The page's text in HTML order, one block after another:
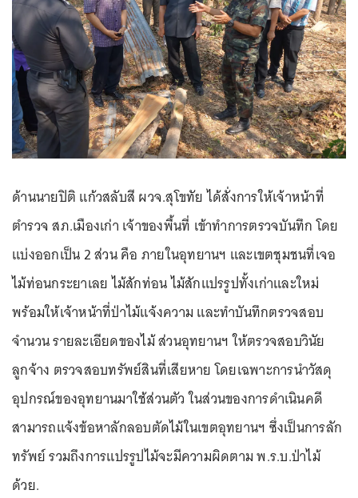
ด้านนายปิติ แก้วสลับสี ผวจ.สุโขทัย ได้สั่งการให้เจ้าหน้าที่
ตำรวจ สภ.เมืองเก่า เจ้าของพื้นที่ เข้าทำการตรวจบันทึก โดย
แบ่งออกเป็น 2 ส่วน คือ ภายในอุทยานฯ และเขตชุมชนที่เจอ
ไม้ท่อนกระยาเลย ไม้สักท่อน ไม้สักแปรรูปทั้งเก่าและใหม่
พร้อมให้เจ้าหน้าที่ป่าไม้แจ้งความ และทำบันทึกตรวจสอบ
จำนวน รายละเอียดของไม้ ส่วนอุทยานฯ ให้ตรวจสอบวินัย
ลูกจ้าง ตรวจสอบทรัพย์สินที่เสียหาย โดยเฉพาะการนำวัสดุ
อุปกรณ์ของอุทยานมาใช้ส่วนตัว ในส่วนของการดำเนินคดี
สามารถแจ้งข้อหาลักลอบตัดไม้ในเขตอุทยานฯ ซึ่งเป็นการลัก
ทรัพย์ รวมถึงการแปรรูปไม้จะมีความผิดตาม พ.ร.บ.ป่าไม้
ด้วย.